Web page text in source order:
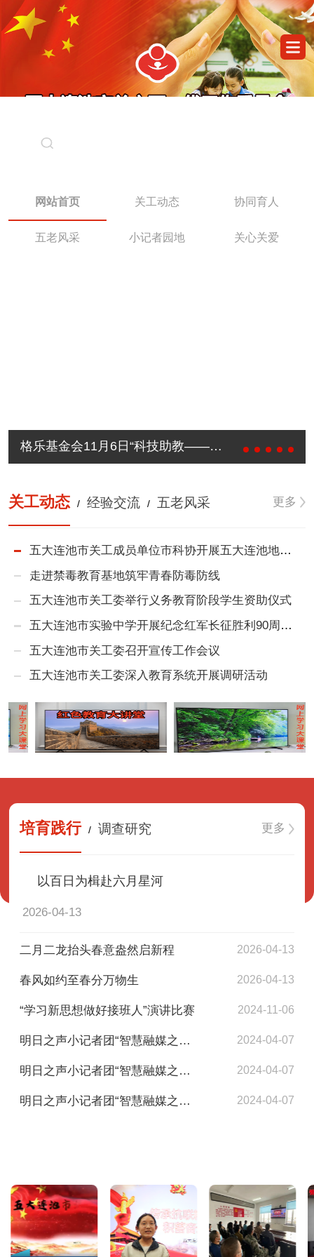
网站首页 关工动态 协同育人
五老风采 小记者园地 关心关爱
格乐基金会11月6日“科技助教——点量未来公益捐赠活动”
关工动态 / 经验交流 / 五老风采 更多
五大连池市关工成员单位市科协开展五大连池地质生态科普研学活动
走进禁毒教育基地筑牢青春防毒防线
五大连池市关工委举行义务教育阶段学生资助仪式
五大连池市实验中学开展纪念红军长征胜利90周年主题远足活动
五大连池市关工委召开宣传工作会议
五大连池市关工委深入教育系统开展调研活动
培育践行 / 调查研究 更多
以百日为楫赴六月星河
2026-04-13
二月二龙抬头春意盎然启新程 2026-04-13
春风如约至春分万物生 2026-04-13
“学习新思想做好接班人”演讲比赛 2024-11-06
明日之声小记者团“智慧融媒之旅”美文欣赏（新发学校张欣怡） 2024-04-07
明日之声小记者团“智慧融媒之旅”美文欣赏（一小李元康） 2024-04-07
明日之声小记者团“智慧融媒之旅”美文欣赏（四平中学王雯雯） 2024-04-07